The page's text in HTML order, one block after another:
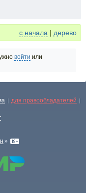
с начала | дерево
войти или
| для правообладателей |
»